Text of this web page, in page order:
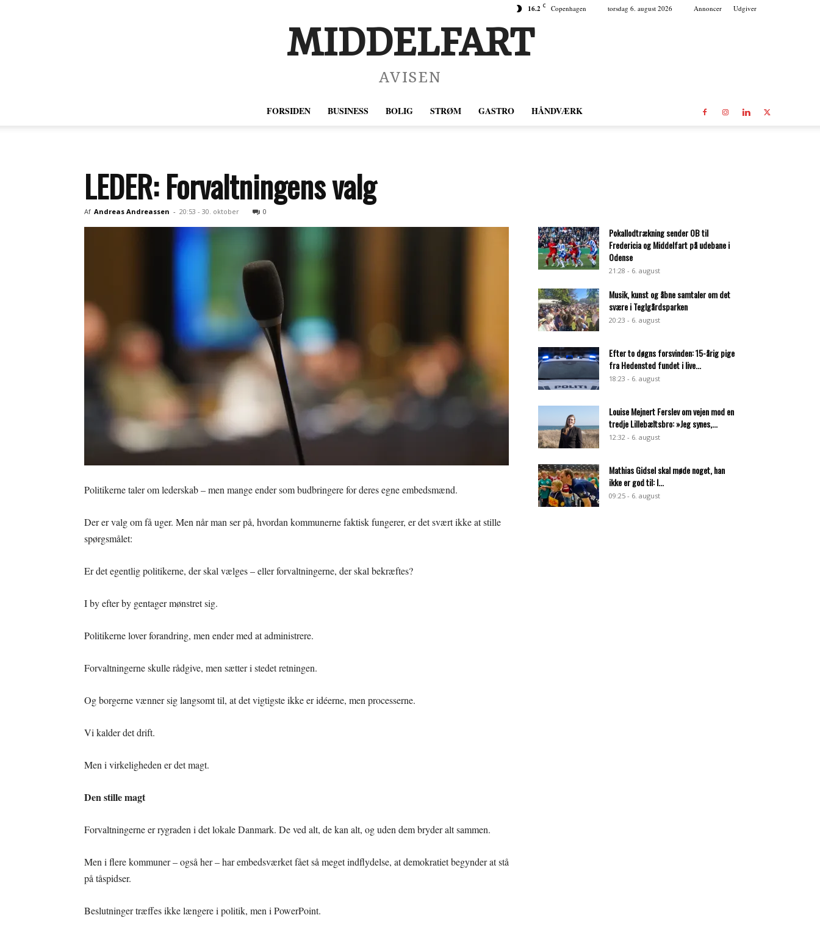
16.2 C Copenhagen torsdag 6. august 2026 Annoncer Udgiver
MIDDELFART
AVISEN
FORSIDEN BUSINESS BOLIG STRØM GASTRO HÅNDVÆRK
LEDER: Forvaltningens valg
Af Andreas Andreassen - 20:53 - 30. oktober 0
Politikerne taler om lederskab – men mange ender som budbringere for deres egne embedsmænd.
Der er valg om få uger. Men når man ser på, hvordan kommunerne faktisk fungerer, er det svært ikke at stille
spørgsmålet:
Er det egentlig politikerne, der skal vælges – eller forvaltningerne, der skal bekræftes?
I by efter by gentager mønstret sig.
Politikerne lover forandring, men ender med at administrere.
Forvaltningerne skulle rådgive, men sætter i stedet retningen.
Og borgerne vænner sig langsomt til, at det vigtigste ikke er idéerne, men processerne.
Vi kalder det drift.
Men i virkeligheden er det magt.
Den stille magt
Forvaltningerne er rygraden i det lokale Danmark. De ved alt, de kan alt, og uden dem bryder alt sammen.
Men i flere kommuner – også her – har embedsværket fået så meget indflydelse, at demokratiet begynder at stå
på tåspidser.
Beslutninger træffes ikke længere i politik, men i PowerPoint.
Pokallodtrækning sender OB til
Fredericia og Middelfart på udebane i
Odense
21:28 - 6. august
Musik, kunst og åbne samtaler om det
svære i Teglgårdsparken
20:23 - 6. august
Efter to døgns forsvinden: 15-årig pige
fra Hedensted fundet i live...
18:23 - 6. august
Louise Mejnert Ferslev om vejen mod en
tredje Lillebæltsbro: »Jeg synes,...
12:32 - 6. august
Mathias Gidsel skal møde noget, han
ikke er god til: I...
09:25 - 6. august